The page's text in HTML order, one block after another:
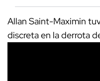
Allan Saint-Maximin
discreta en la derrota